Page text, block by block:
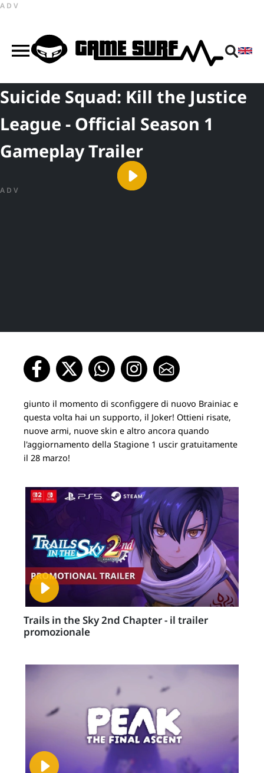
ADV
Suicide Squad: Kill the Justice
League - Official Season 1
Gameplay Trailer
ADV
giunto il momento di sconfiggere di nuovo Brainiac e
questa volta hai un supporto, il Joker! Ottieni risate,
nuove armi, nuove skin e altro ancora quando
l'aggiornamento della Stagione 1 uscir gratuitamente
il 28 marzo!
Trails in the Sky 2nd Chapter - il trailer
promozionale